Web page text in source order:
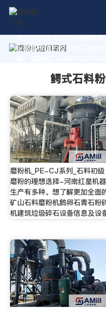
作为专业的 鳄式石料粉碎
定制高价值的粉体加工系统
鳄式石料
磨粉机_PE-CJ系列_石料初级
磨粉的理想选择-河南红星机器
生产有多种。想了解更加全面
矿山石料磨粉机鹅卵石青石粉
机建筑垃圾碎石设备信息及设